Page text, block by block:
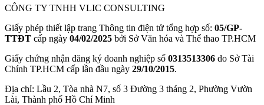
CÔNG TY TNHH VLIC CONSULTING
Giấy phép thiết lập trang Thông tin điện tử tổng hợp số: 05/GP-
TTĐT cấp ngày 04/02/2025 bởi Sở Văn hóa và Thể thao TP.HCM
Giấy chứng nhận đăng ký doanh nghiệp số 0313513306 do Sở Tài
Chính TP.HCM cấp lần đầu ngày 29/10/2015.
Địa chỉ: Lầu 2, Tòa nhà N7, số 3 Đường 3 tháng 2, Phường Vườn
Lài, Thành phố Hồ Chí Minh